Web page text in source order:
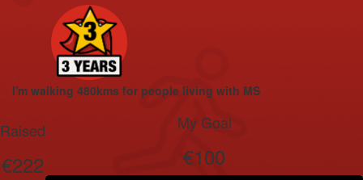
I'm walking 480kms for people living with MS
Raised
€222
My Goal
€100